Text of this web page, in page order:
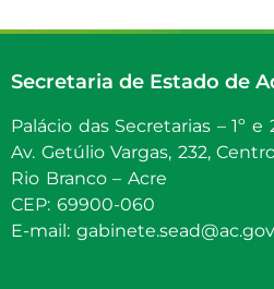
Secretaria de Estado de
Palácio das Secretarias – 1º e
Av. Getúlio Vargas, 232,
Rio Branco – Acre
CEP: 69900-060
E-mail: